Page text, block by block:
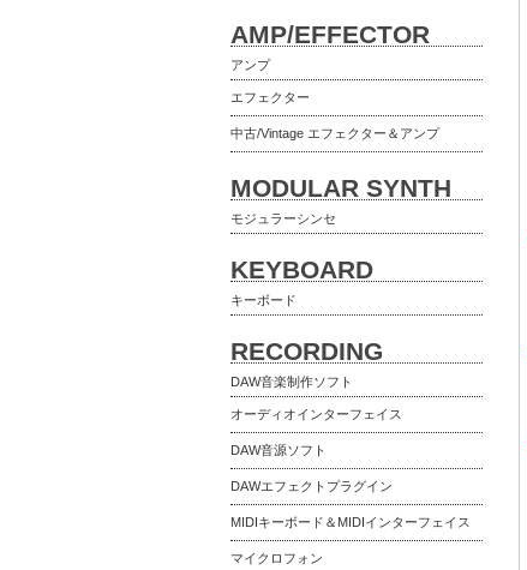
AMP/EFFECTOR
アンプ
エフェクター
中古/Vintage エフェクター＆アンプ
MODULAR SYNTH
モジュラーシンセ
KEYBOARD
キーボード
RECORDING
DAW音楽制作ソフト
オーディオインターフェイス
DAW音源ソフト
DAWエフェクトプラグイン
MIDIキーボード＆MIDIインターフェイス
マイクロフォン